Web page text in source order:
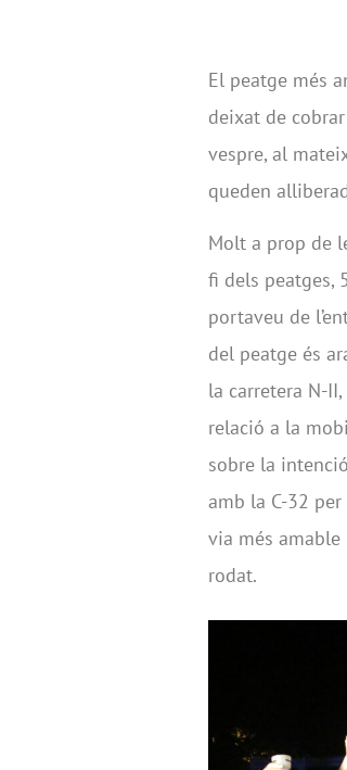
El peatge més
deixat de
vespre, al
queden
Molt a prop de
fi dels peatges,
portaveu de
del peatge és
la carretera N-
relació a la
sobre la
amb la C-32
via més
rodat.